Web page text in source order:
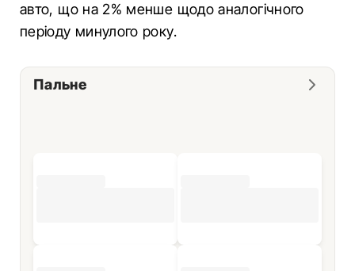
авто, що на 2% менше щодо аналогічного
періоду минулого року.
Пальне